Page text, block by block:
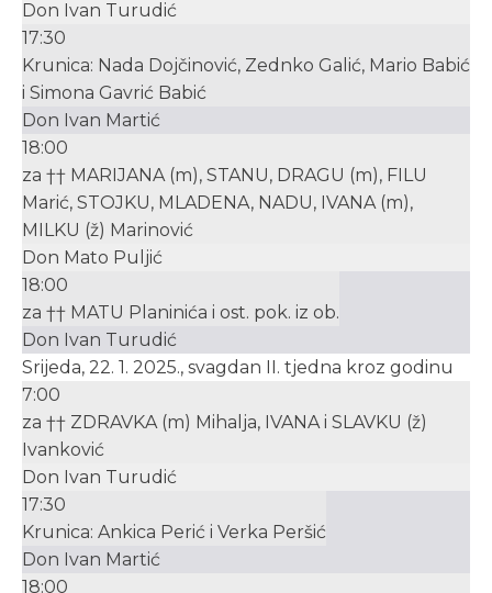
Don Ivan Turudić
17:30
Krunica: Nada Dojčinović, Zednko Galić, Mario Babić
i Simona Gavrić Babić
Don Ivan Martić
18:00
za †† MARIJANA (m), STANU, DRAGU (m), FILU
Marić, STOJKU, MLADENA, NADU, IVANA (m),
MILKU (ž) Marinović
Don Mato Puljić
18:00
za †† MATU Planinića i ost. pok. iz ob.
Don Ivan Turudić
Srijeda, 22. 1. 2025., svagdan II. tjedna kroz godinu
7:00
za †† ZDRAVKA (m) Mihalja, IVANA i SLAVKU (ž)
Ivanković
Don Ivan Turudić
17:30
Krunica: Ankica Perić i Verka Peršić
Don Ivan Martić
18:00